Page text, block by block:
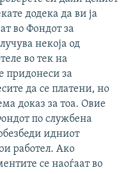
додека да ви ја
во Фондот за
некоја од
во тек на
придонеси за
да се платени, но
доказ за тоа. Овие
по службена
идниот
работел. Ако
се наоѓаат во